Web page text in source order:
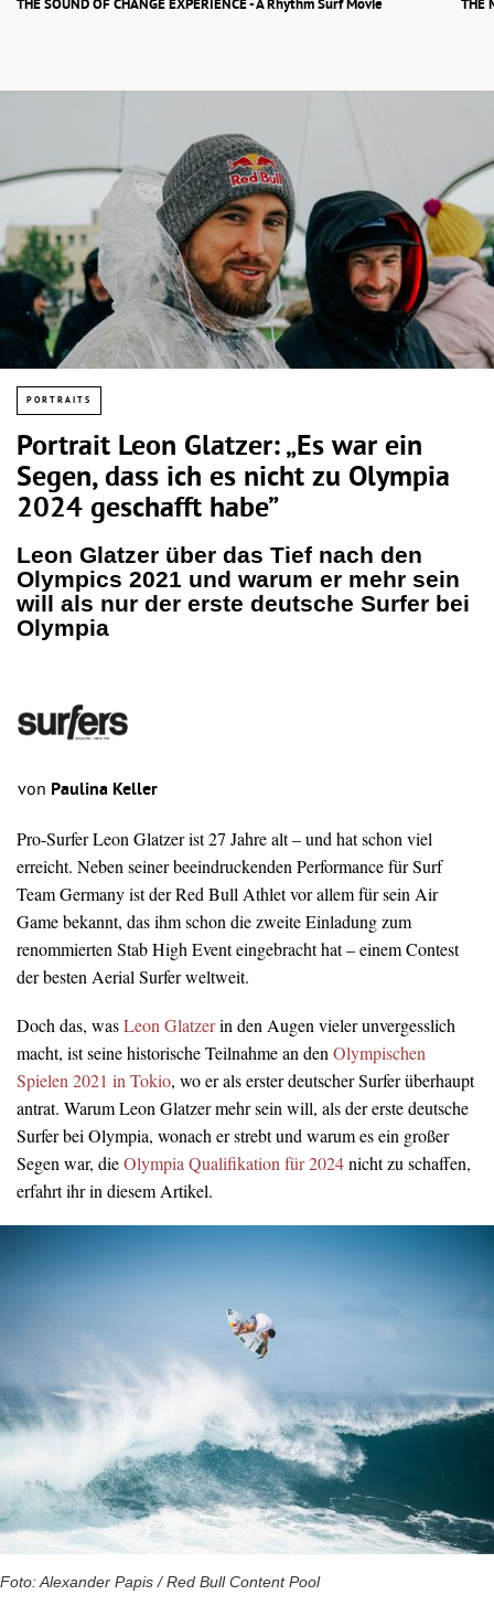
THE SOUND OF CHANGE EXPERIENCE - A Rhythm Surf Movie THE
PORTRAITS
Portrait Leon Glatzer: „Es war ein
Segen, dass ich es nicht zu Olympia
2024 geschafft habe”
Leon Glatzer über das Tief nach den
Olympics 2021 und warum er mehr sein
will als nur der erste deutsche Surfer bei
Olympia
von Paulina Keller
Pro-Surfer Leon Glatzer ist 27 Jahre alt – und hat schon viel
erreicht. Neben seiner beeindruckenden Performance für Surf
Team Germany ist der Red Bull Athlet vor allem für sein Air
Game bekannt, das ihm schon die zweite Einladung zum
renommierten Stab High Event eingebracht hat – einem Contest
der besten Aerial Surfer weltweit.
Doch das, wasLeon Glatzerin den Augen vieler unvergesslich
macht, ist seine historische Teilnahme an den Olympischen
Spielen 2021 in Tokio, wo er als erster deutscher Surfer überhaupt
antrat. Warum Leon Glatzer mehr sein will, als der erste deutsche
Surfer bei Olympia, wonach er strebt und warum es ein großer
Segen war, dieOlympia Qualifikation für 2024nicht zu schaffen,
erfahrt ihr in diesem Artikel.
Foto: Alexander Papis / Red Bull Content Pool